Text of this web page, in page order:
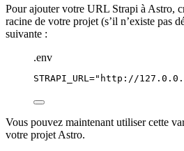
Pour ajouter votre URL Strapi à Astro,
racine de votre projet (s’il n’existe pas
suivante :
.env
STRAPI_URL =" http://
Vous pouvez maintenant utiliser cette
votre projet Astro.